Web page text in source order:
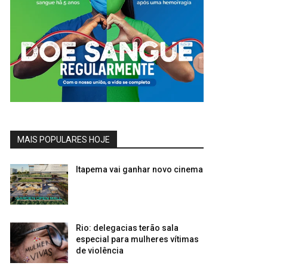
MAIS POPULARES HOJE
Itapema vai ganhar novo cinema
Rio: delegacias terão sala
especial para mulheres vítimas
de violência